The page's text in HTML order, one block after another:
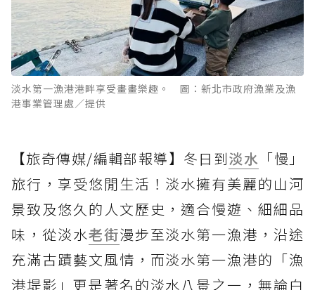
淡水第一漁港港畔享受畫畫樂趣。 圖：新北市政府漁業及漁
港事業管理處／提供
【旅奇傳媒/編輯部報導】冬日到淡水 「慢」
旅行，享受悠閒生活！淡水擁有美麗的山河
景致及悠久的人文歷史，適合慢遊、細細品
味，從淡水老街漫步至淡水第一漁港，沿途
充滿古蹟藝文風情，而淡水第一漁港的「漁
港堤影」更是著名的淡水八景之一，無論白